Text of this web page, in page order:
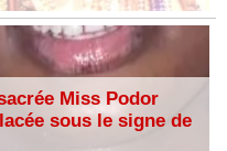
Miss Podor
sous le signe de